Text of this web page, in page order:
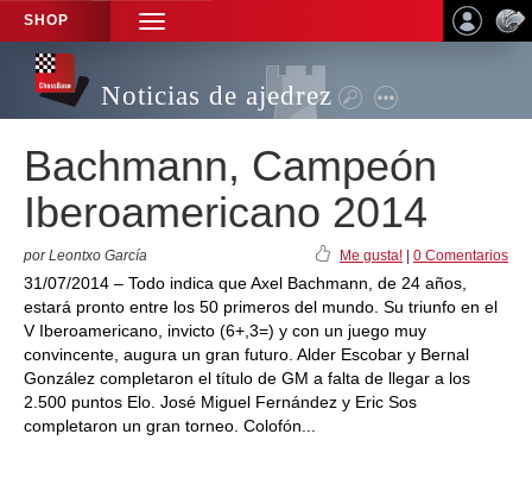
SHOP
TOGGLE
NAVIGATION
Noticias de ajedrez
Bachmann, Campeón
Iberoamericano 2014
por Leontxo García Me gusta! 0 Comentarios
31/07/2014 – Todo indica que Axel Bachmann, de 24 años,
estará pronto entre los 50 primeros del mundo. Su triunfo en el
V Iberoamericano, invicto (6+,3=) y con un juego muy
convincente, augura un gran futuro. Alder Escobar y Bernal
González completaron el título de GM a falta de llegar a los
2.500 puntos Elo. José Miguel Fernández y Eric Sos
completaron un gran torneo. Colofón...